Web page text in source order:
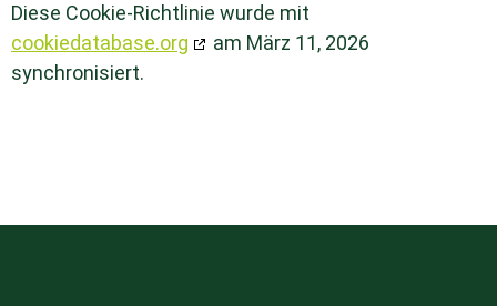
Diese Cookie-Richtlinie wurde mit
cookiedatabase.org
am März 11, 2026
synchronisiert.